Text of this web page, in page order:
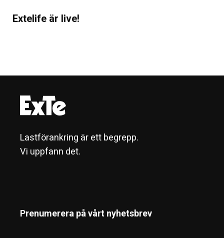
Extelife är live!
Lastförankring är ett begrepp.
Vi uppfann det.
Prenumerera på vårt nyhetsbrev